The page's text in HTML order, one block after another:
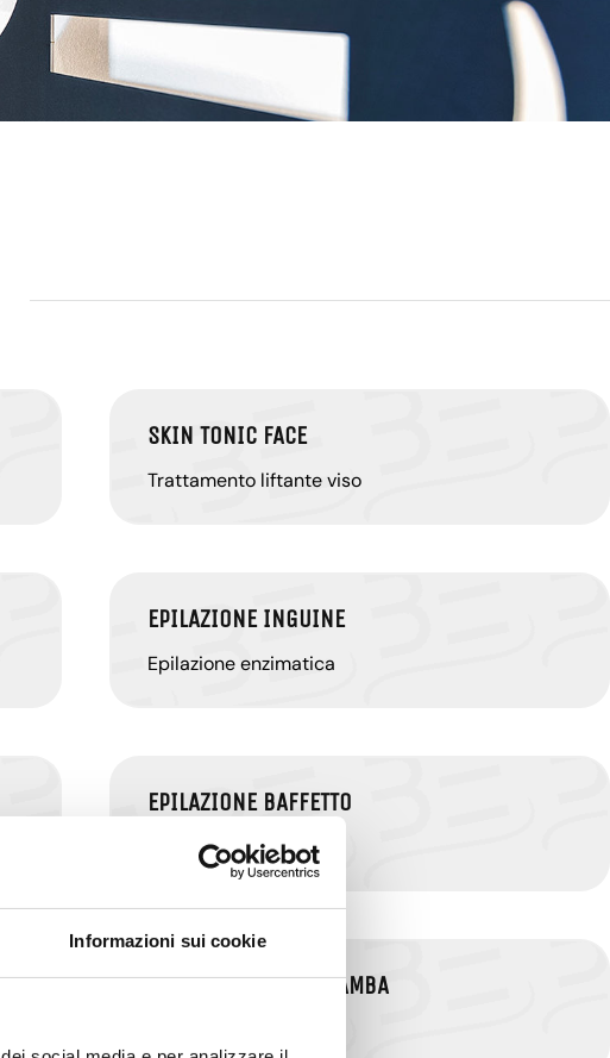
Informazioni sui cookie
SKIN TONIC FACE
Trattamento liftante viso
EPILAZIONE INGUINE
Epilazione enzimatica
EPILAZIONE BAFFETTO
Epilazione enzimatica
EPILAZIONE UOMO GAMBA